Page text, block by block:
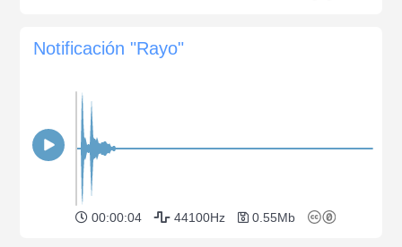
Notificación "Rayo"
00:00:04 44100Hz 0.55Mb